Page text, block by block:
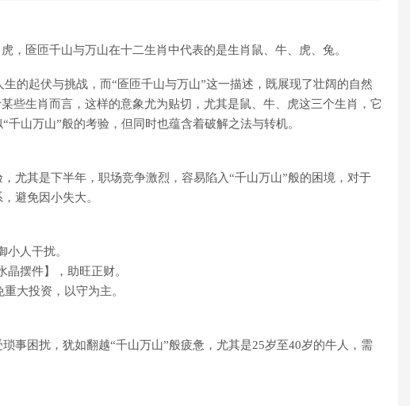
，匼匝千山与万山在十二生肖中代表的是生肖鼠、牛、虎、兔。
的起伏与挑战，而“匼匝千山与万山”这一描述，既展现了壮阔的自然
些生肖而言，这样的意象尤为贴切，尤其是鼠、牛、虎这三个生肖，它
山万山”般的考验，但同时也蕴含着破解之法与转机。
尤其是下半年，职场竞争激烈，容易陷入“千山万山”般的困境，对于
避免因小失大。
小人干扰。
晶摆件】，助旺正财。
大投资，以守为主。
事困扰，犹如翻越“千山万山”般疲惫，尤其是25岁至40岁的牛人，需